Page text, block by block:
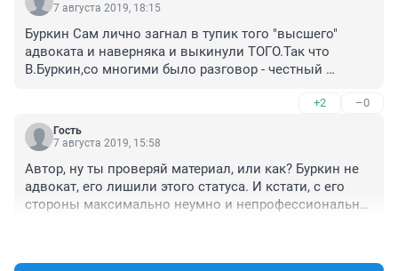
7 августа 2019, 18:15
Буркин Сам лично загнал в тупик того "высшего"
адвоката и наверняка и выкинули ТОГО.Так что
В.Буркин,со многими было разговор - честный
честными и недобросовестными адвокатами. Сами
все знаете в Наши Стране и РБ очень тяжело
доказать ПРАВДУ.
+2 –0
Гость
7 августа 2019, 15:58
Автор, ну ты проверяй материал, или как? Буркин не
адвокат, его лишили этого статуса. И кстати, с его
стороны максимально неумно и непрофессионально